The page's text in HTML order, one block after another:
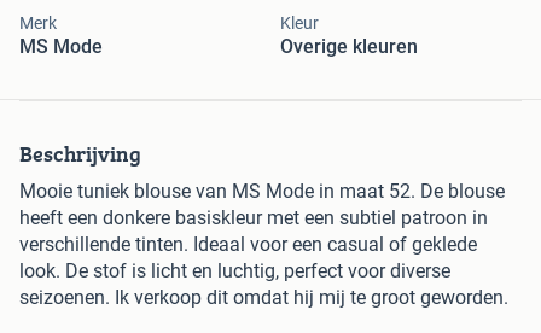
Merk
MS Mode
Kleur
Overige kleuren
Beschrijving
Mooie tuniek blouse van MS Mode in maat 52. De blouse
heeft een donkere basiskleur met een subtiel patroon in
verschillende tinten. Ideaal voor een casual of geklede
look. De stof is licht en luchtig, perfect voor diverse
seizoenen. Ik verkoop dit omdat hij mij te groot geworden.